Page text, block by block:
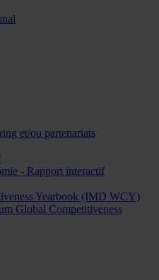
et/ou partenariats
- Rapport interactif
Yearbook (IMD WCY)
Global Competitiveness